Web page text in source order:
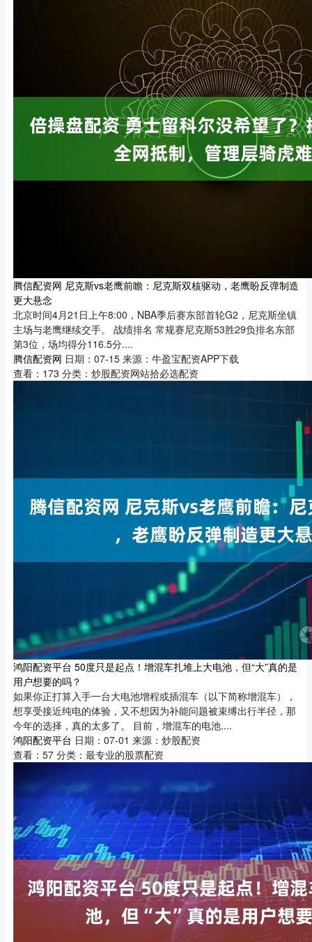
腾信配资网 尼克斯vs老鹰前瞻：尼克斯双核驱动，老鹰盼反弹制造
更大悬念
北京时间4月21日上午8:00，NBA季后赛东部首轮G2，尼克斯坐镇
主场与老鹰继续交手。 战绩排名 常规赛尼克斯53胜29负排名东部
第3位，场均得分116.5分....
腾信配资网 日期：07-15 来源：牛盈宝配资APP下载
查看： 173 分类： 炒股配资网站拾必选配资
鸿阳配资平台 50度只是起点！增混车扎堆上大电池，但“大”真的是
用户想要的吗？
如果你正打算入手一台大电池增程或插混车（以下简称增混车），
想享受接近纯电的体验，又不想因为补能问题被束缚出行半径，那
今年的选择，真的太多了。 目前，增混车的电池....
鸿阳配资平台 日期：07-01 来源：炒股配资
查看： 57分类： 最专业的股票配资